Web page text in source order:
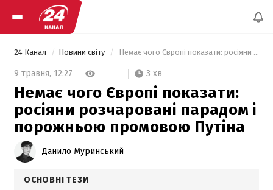
24 Канал Новини світу Немає чого Європі показати: росіяни розчаровані парадом і порожньою промовою Путіна
9 травня, 12:27 3 хв
Немає чого Європі показати:
росіяни розчаровані парадом і
порожньою промовою Путіна
Данило Муринський
ОСНОВНІ ТЕЗИ